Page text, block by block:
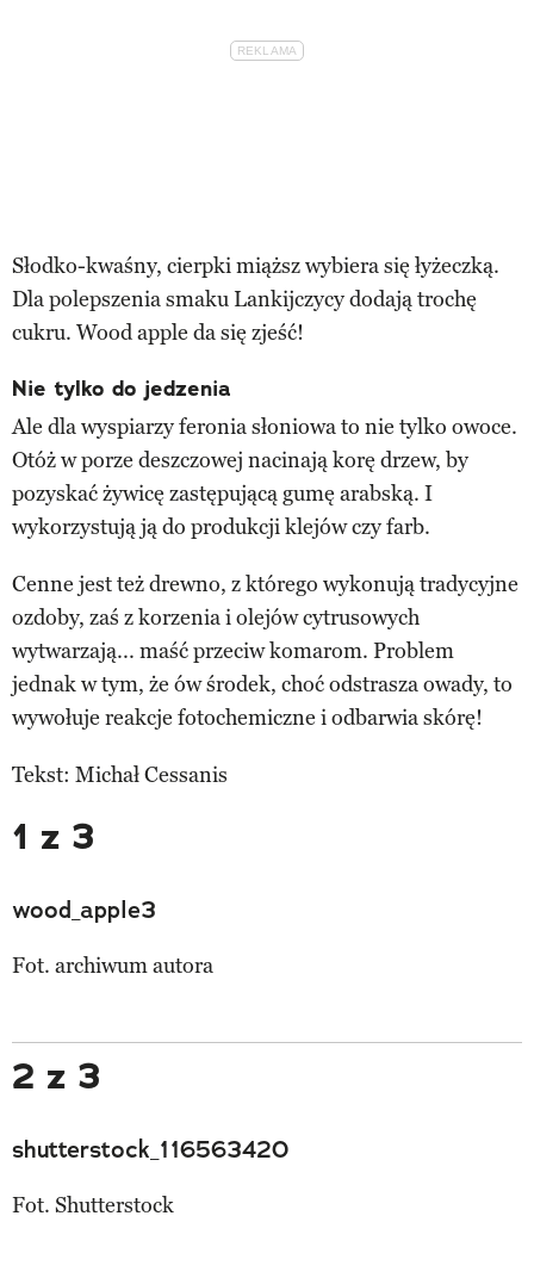
Słodko-kwaśny, cierpki miąższ wybiera się łyżeczką.
Dla polepszenia smaku Lankijczycy dodają trochę
cukru. Wood apple da się zjeść!
Nie tylko do jedzenia
Ale dla wyspiarzy feronia słoniowa to nie tylko owoce.
Otóż w porze deszczowej nacinają korę drzew, by
pozyskać żywicę zastępującą gumę arabską. I
wykorzystują ją do produkcji klejów czy farb.
Cenne jest też drewno, z którego wykonują tradycyjne
ozdoby, zaś z korzenia i olejów cytrusowych
wytwarzają... maść przeciw komarom. Problem
jednak w tym, że ów środek, choć odstrasza owady, to
wywołuje reakcje fotochemiczne i odbarwia skórę!
Tekst: Michał Cessanis
1 z 3
wood_apple3
Fot. archiwum autora
2 z 3
shutterstock_116563420
Fot. Shutterstock